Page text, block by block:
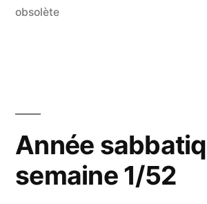
pardans
obsolète
Année
semaine 1/52